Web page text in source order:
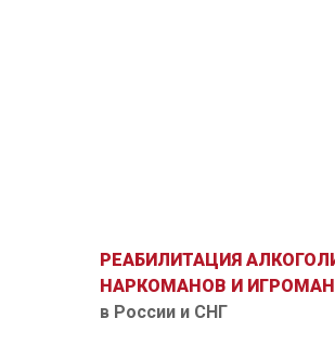
РЕАБИЛИТАЦИЯ
НАРКОМАНОВ И
в России и СНГ